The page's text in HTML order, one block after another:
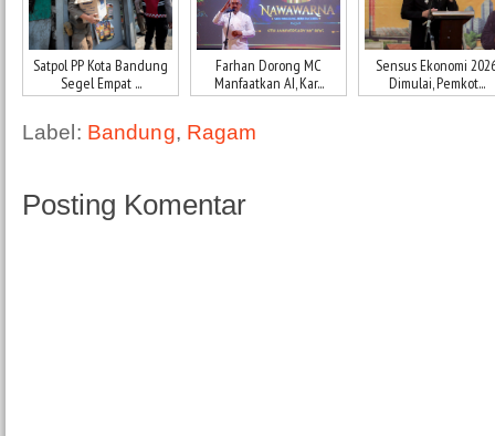
Satpol PP Kota Bandung
Segel Empat ...
Farhan Dorong MC
Manfaatkan AI, Kar...
Sensus Ekonomi
Dimulai, Pemkot...
Label: Bandung, Ragam
Posting Komentar